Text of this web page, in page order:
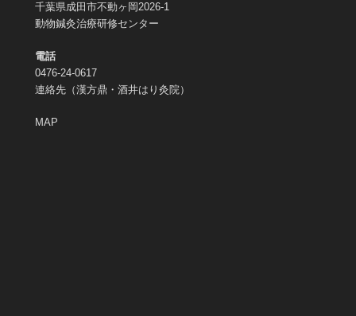
千葉県成田市不動ヶ岡2026-1
動物鍼灸治療研修センター
電話
0476-24-0617
連絡先（漢方鼎・酒井はり灸院）
MAP